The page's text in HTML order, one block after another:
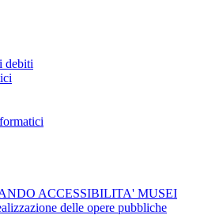
debiti
ACCESSIBILITA' MUSEI
delle opere pubbliche